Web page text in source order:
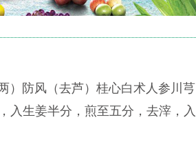
）防风（去芦）桂心白术人参川芎
入生姜半分，煎至五分，去滓，入